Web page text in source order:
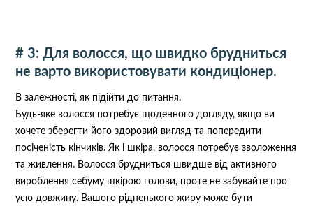
# 3: Для волосся, що швидко брудниться
не варто використовувати кондиціонер.
В залежності, як підійти до питання.
Будь-яке волосся потребує щоденного догляду, якщо ви
хочете зберегти його здоровий вигляд та попередити
посіченість кінчиків. Як і шкіра, волосся потребує зволоження
та живлення. Волосся брудниться швидше від активного
вироблення себуму шкірою голови, проте не забувайте про
усю довжину. Вашого рідненького жиру може бути